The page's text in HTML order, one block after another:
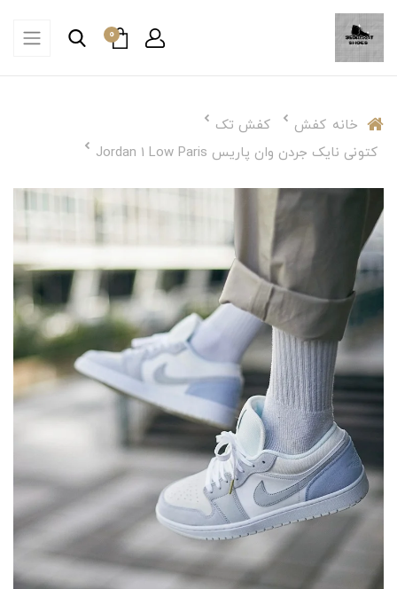
0
خانه کفش
کفش تک
کتونی نایک جردن وان پاریس Jordan 1 Low Paris